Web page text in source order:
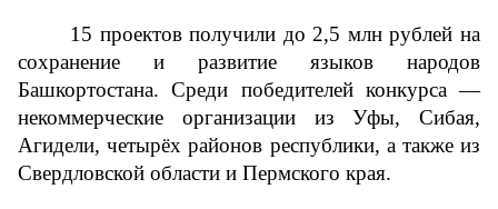
15 проектов получили до 2,5 млн рублей на
сохранение и развитие языков народов
Башкортостана. Среди победителей конкурса —
некоммерческие организации из Уфы, Сибая,
Агидели, четырёх районов республики, а также из
Свердловской области и Пермского края.